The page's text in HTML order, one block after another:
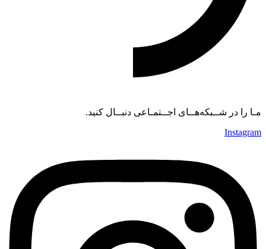
مـا را در شــبکه‌هــای اجــتمـاعی دنبــال کنید.
Instagram